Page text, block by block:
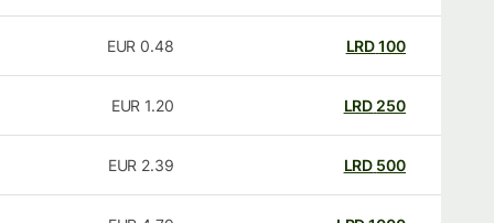
100
LRD
0.48
EUR
250
LRD
1.20
EUR
500
LRD
2.39
EUR